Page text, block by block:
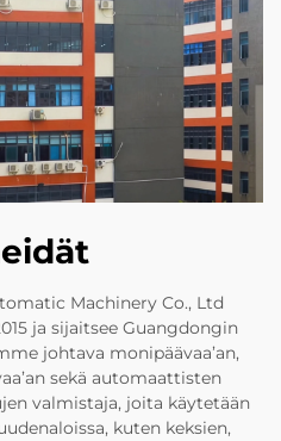
Machinery Co., Ltd
ja sijaitsee Guangdongin
johtava monipäävaa’an,
sekä automaattisten
valmistaja, joita käytetään
kuten keksien,